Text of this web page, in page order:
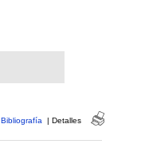
Bibliografía | Detalles